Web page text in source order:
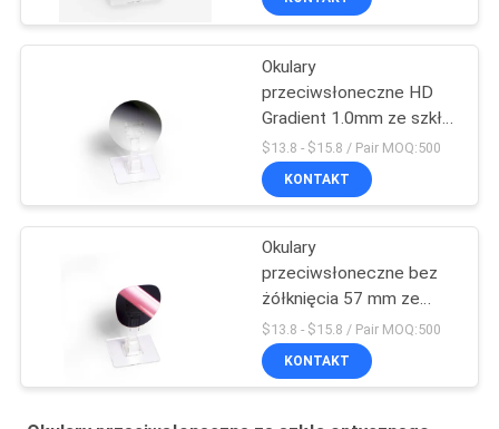
Okulary
przeciwsłoneczne HD
Gradient 1.0mm ze szkła
optycznego
$13.8 - $15.8 / Pair MOQ:500
KONTAKT
Okulary
przeciwsłoneczne bez
żółknięcia 57 mm ze
szkła optycznego
$13.8 - $15.8 / Pair MOQ:500
KONTAKT